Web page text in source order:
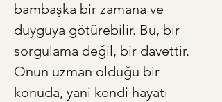
bambaşka bir zamana ve
duyguya götürebilir. Bu, bir
sorgulama değil, bir davettir.
Onun uzman olduğu bir
konuda, yani kendi hayatı